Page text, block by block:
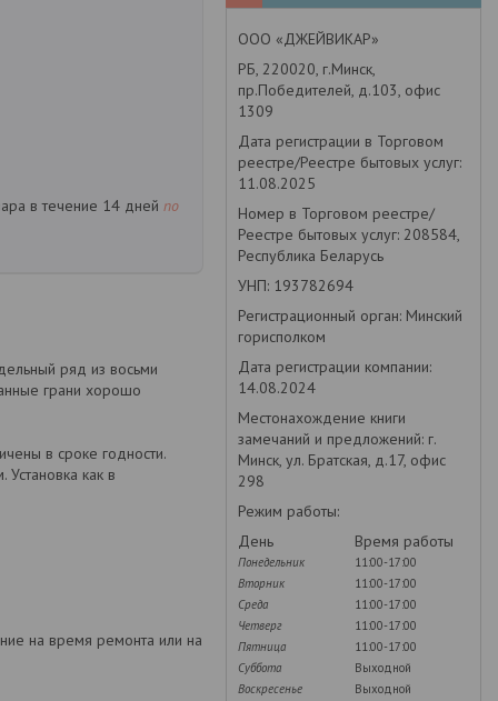
в течение 14 дней по
ряд из восьми
грани хорошо
в сроке годности.
как в
на время ремонта или на
ООО «ДЖЕЙВИКАР»
РБ, 220020, г.Минск,
пр.Победителей, д.103, офис
1309
Дата регистрации в Торговом
реестре/Реестре бытовых услуг:
11.08.2025
Номер в Торговом реестре/
Реестре бытовых услуг: 208584,
Республика Беларусь
УНП: 193782694
Регистрационный орган: Минский
горисполком
Дата регистрации компании:
14.08.2024
Местонахождение книги
замечаний и предложений: г.
Минск, ул. Братская, д.17, офис
298
Режим работы:
День
Время работы
Понедельник
11:00-17:00
Вторник
11:00-17:00
Среда
11:00-17:00
Четверг
11:00-17:00
Пятница
11:00-17:00
Суббота
Выходной
Воскресенье
Выходной